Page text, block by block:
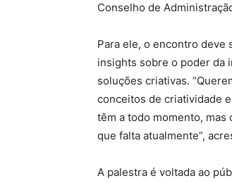
Conselho de
Para ele, o encontro deve
insights sobre o poder da
soluções criativas.
conceitos de criatividade
têm a todo momento,
que falta atualmente”,
A palestra é voltada ao